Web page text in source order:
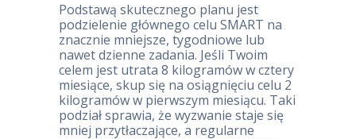
Podstawą skutecznego planu jest
podzielenie głównego celu SMART na
znacznie mniejsze, tygodniowe lub
nawet dzienne zadania. Jeśli Twoim
celem jest utrata 8 kilogramów w cztery
miesiące, skup się na osiągnięciu celu 2
kilogramów w pierwszym miesiącu. Taki
podział sprawia, że wyzwanie staje się
mniej przytłaczające, a regularne